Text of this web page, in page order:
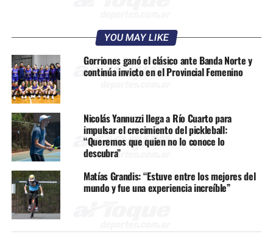
YOU MAY LIKE
Gorriones ganó el clásico ante Banda Norte y
continúa invicto en el Provincial Femenino
Nicolás Yannuzzi llega a Río Cuarto para
impulsar el crecimiento del pickleball:
“Queremos que quien no lo conoce lo
descubra”
Matías Grandis: “Estuve entre los mejores del
mundo y fue una experiencia increíble”